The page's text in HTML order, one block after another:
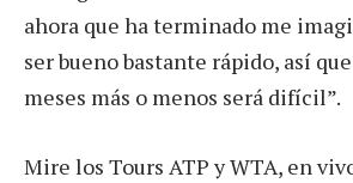
ahora que ha terminado me
ser bueno bastante rápido, así
meses más o menos será difícil”.
Mire los Tours ATP y WTA, en